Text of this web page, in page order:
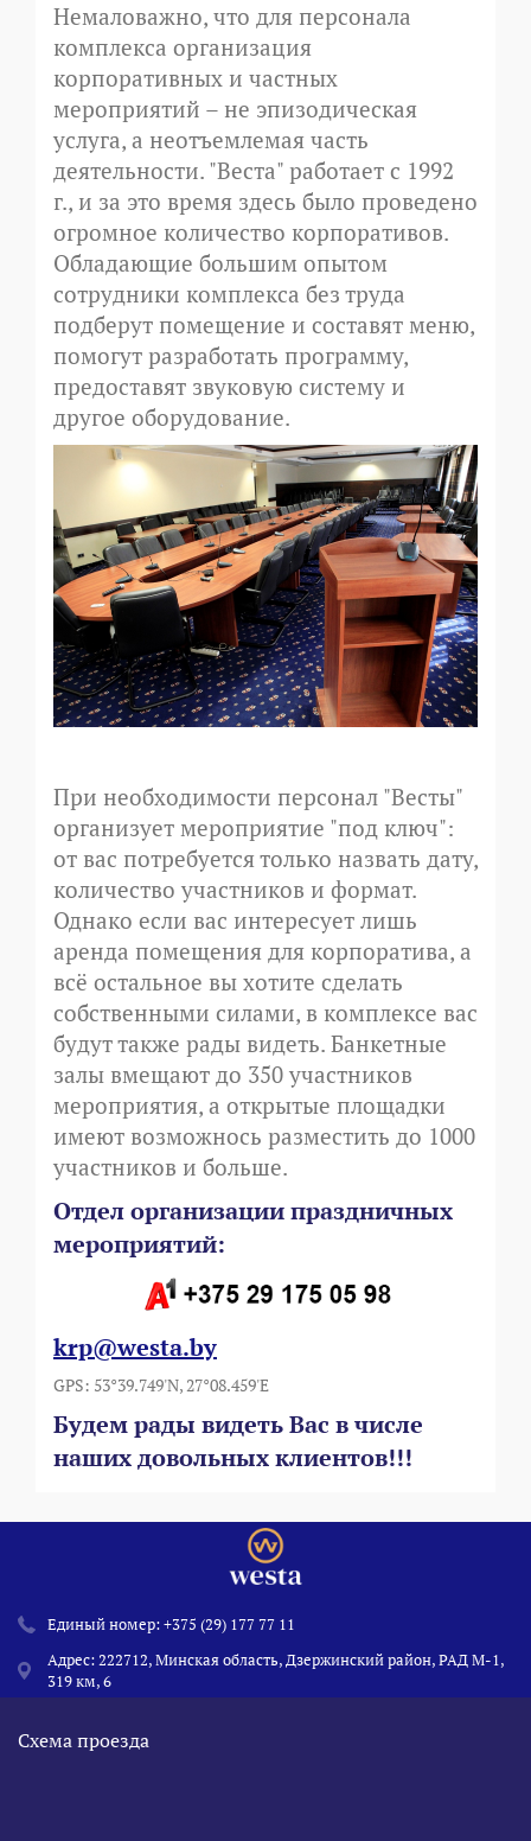
Немаловажно, что для персонала
комплекса организация
корпоративных и частных
мероприятий – не эпизодическая
услуга, а неотъемлемая часть
деятельности. "Веста" работает с 1992
г., и за это время здесь было проведено
огромное количество корпоративов.
Обладающие большим опытом
сотрудники комплекса без труда
подберут помещение и составят меню,
помогут разработать программу,
предоставят звуковую систему и
другое оборудование.
При необходимости персонал "Весты"
организует мероприятие "под ключ":
от вас потребуется только назвать дату,
количество участников и формат.
Однако если вас интересует лишь
аренда помещения для корпоратива, а
всё остальное вы хотите сделать
собственными силами, в комплексе вас
будут также рады видеть. Банкетные
залы вмещают до 350 участников
мероприятия, а открытые площадки
имеют возможнось разместить до 1000
участников и больше.
Отдел организации праздничных
мероприятий:
krp@westa.by
GPS: 53°39.749'N, 27°08.459'E
Будем рады видеть Вас в числе
наших довольных клиентов!!!
Единый номер:+375 (29) 177 77 11
Адрес: 222712, Минская область, Дзержинский район, РАД М-1,
319 км, 6
Схема проезда